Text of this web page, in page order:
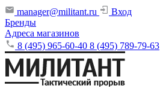
manager@militant.ru
Вход
Бренды
Адреса магазинов
8 (495) 965-60-40 8 (495) 789-79-63